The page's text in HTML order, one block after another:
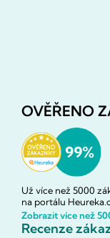
OVĚŘENO
Už více než 5000
na portálu
Zobrazit více než
Recenze